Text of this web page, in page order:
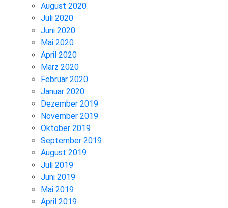
August 2020
Juli 2020
Juni 2020
Mai 2020
April 2020
März 2020
Februar 2020
Januar 2020
Dezember 2019
November 2019
Oktober 2019
September 2019
August 2019
Juli 2019
Juni 2019
Mai 2019
April 2019